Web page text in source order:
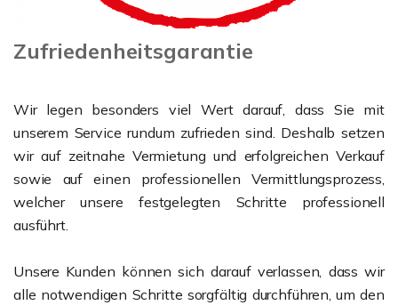
Zufriedenheitsgarantie
Wir legen besonders viel Wert darauf, dass Sie mit
unserem Service rundum zufrieden sind. Deshalb setzen
wir auf zeitnahe Vermietung und erfolgreichen Verkauf
sowie auf einen professionellen Vermittlungsprozess,
welcher unsere festgelegten Schritte professionell
ausführt.
Unsere Kunden können sich darauf verlassen, dass wir
alle notwendigen Schritte sorgfältig durchführen, um den